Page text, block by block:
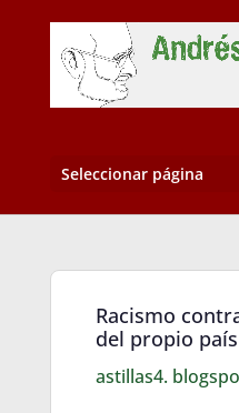
Seleccionar página
Racismo
del propio país
astillas4.